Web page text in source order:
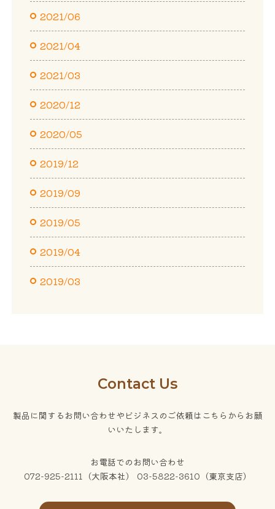
2021/06
2021/04
2021/03
2020/12
2020/05
2019/12
2019/09
2019/05
2019/04
2019/03
Contact Us
製品に関するお問い合わせやビジネスのご依頼はこちらからお願
いいたします。
お電話でのお問い合わせ
072-925-2111（大阪本社） 03-5822-3610（東京支店）